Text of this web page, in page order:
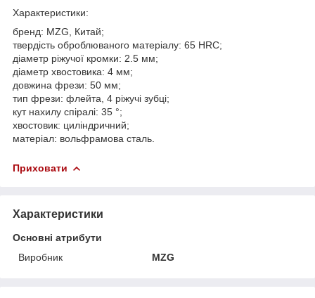
Характеристики:
бренд: MZG, Китай;
твердість оброблюваного матеріалу: 65 HRС;
діаметр ріжучої кромки: 2.5 мм;
діаметр хвостовика: 4 мм;
довжина фрези: 50 мм;
тип фрези: флейта, 4 ріжучі зубці;
кут нахилу спіралі: 35 °;
хвостовик: циліндричний;
матеріал: вольфрамова сталь.
Приховати
Характеристики
Основні атрибути
Виробник
MZG